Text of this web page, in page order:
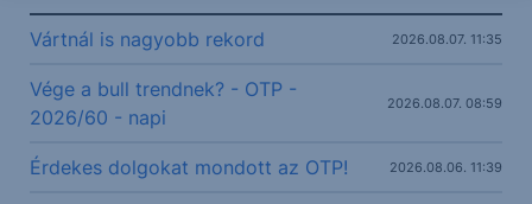
Vártnál is nagyobb rekord 2026.08.07. 11:35
Vége a bull trendnek? - OTP -
2026/60 - napi
2026.08.07. 08:59
Érdekes dolgokat mondott az OTP! 2026.08.06. 11:39